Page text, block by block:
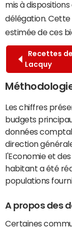
mis à
délégation.
estimée de ces
Recettes de
Lacquy
Les chiffres
budgets
données
direction
l'Economie et
habitant a été
populations
A propos des
Certaines